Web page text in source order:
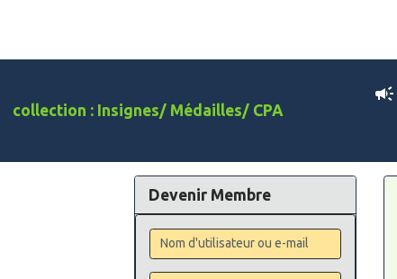
collection : Insignes/ Médailles/ CPA
Devenir Membre